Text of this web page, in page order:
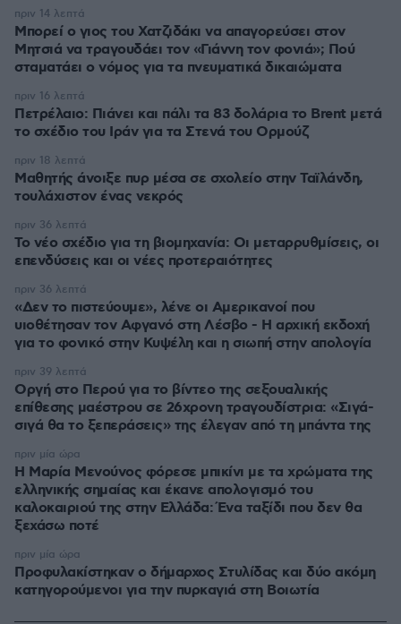
Μπορεί ο γιος του Χατζιδάκι να απαγορεύσει στον
Μητσιά να τραγουδάει τον «Γιάννη τον φονιά»; Πού
σταματάει ο νόμος για τα πνευματικά δικαιώματα
πριν 14 λεπτά
Πετρέλαιο: Πιάνει και πάλι τα 83 δολάρια το Brent μετά
το σχέδιο του Ιράν για τα Στενά του Ορμούζ
πριν 16 λεπτά
Μαθητής άνοιξε πυρ μέσα σε σχολείο στην Ταϊλάνδη,
τουλάχιστον ένας νεκρός
πριν 18 λεπτά
Το νέο σχέδιο για τη βιομηχανία: Οι μεταρρυθμίσεις, οι
επενδύσεις και οι νέες προτεραιότητες
πριν 36 λεπτά
«Δεν το πιστεύουμε», λένε οι Αμερικανοί που
υιοθέτησαν τον Αφγανό στη Λέσβο - Η αρχική εκδοχή
για το φονικό στην Κυψέλη και η σιωπή στην απολογία
πριν 36 λεπτά
Οργή στο Περού για το βίντεο της σεξουαλικής
επίθεσης μαέστρου σε 26χρονη τραγουδίστρια: «Σιγά-
σιγά θα το ξεπεράσεις» της έλεγαν από τη μπάντα της
πριν 39 λεπτά
Η Μαρία Μενούνος φόρεσε μπικίνι με τα χρώματα της
ελληνικής σημαίας και έκανε απολογισμό του
καλοκαιριού της στην Ελλάδα: Ένα ταξίδι που δεν θα
ξεχάσω ποτέ
πριν μία ώρα
Προφυλακίστηκαν ο δήμαρχος Στυλίδας και δύο ακόμη
κατηγορούμενοι για την πυρκαγιά στη Βοιωτία
πριν μία ώρα